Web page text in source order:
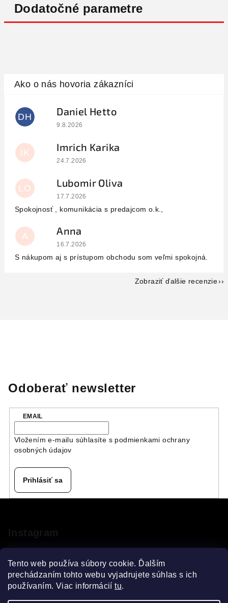
Tento web používa súbory cookie. Ďalším
prechádzaním tohto webu vyjadrujete súhlas s ich
používaním. Viac informáciítu.
Dodatočné parametre
DH Daniel Hetto
Hodnotenie obchodu je 5 z 5 hviezdičiek.
9.8.2026
IK Imrich Karika
Hodnotenie obchodu je 5 z 5 hviezdičiek.
24.7.2026
LO Lubomir Oliva
Hodnotenie obchodu je 5 z 5 hviezdičiek.
17.7.2026
Spokojnosť , komunikácia s predajcom o.k.,
A Anna
Hodnotenie obchodu je 5 z 5 hviezdičiek.
16.7.2026
S nákupom aj s prístupom obchodu som veľmi spokojná.
Zobraziť ďalšie recenzie
Odoberať newsletter
EMAIL
Vložením e-mailu súhlasíte s podmienkami ochrany
osobných údajov
Prihlásiť sa
ä